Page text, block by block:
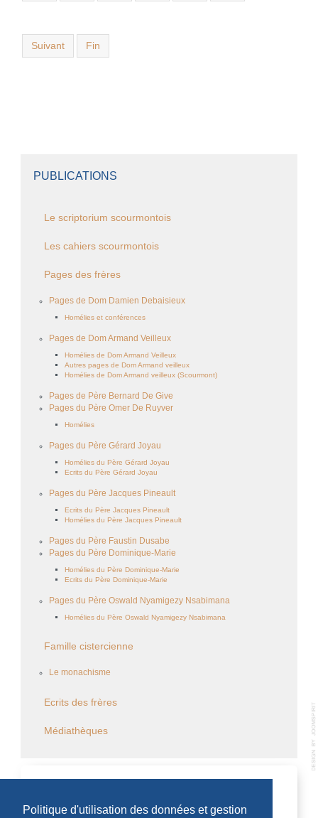
Politique d'utilisation des données et gestion
Suivant Fin
PUBLICATIONS
Le scriptorium scourmontois
Les cahiers scourmontois
Pages des frères
Pages de Dom Damien Debaisieux
Homélies et conférences
Pages de Dom Armand Veilleux
Homélies de Dom Armand Veilleux
Autres pages de Dom Armand veilleux
Homélies de Dom Armand veilleux (Scourmont)
Pages de Père Bernard De Give
Pages du Père Omer De Ruyver
Homélies
Pages du Père Gérard Joyau
Homélies du Père Gérard Joyau
Ecrits du Père Gérard Joyau
Pages du Père Jacques Pineault
Ecrits du Père Jacques Pineault
Homélies du Père Jacques Pineault
Pages du Père Faustin Dusabe
Pages du Père Dominique-Marie
Homélies du Père Dominique-Marie
Ecrits du Père Dominique-Marie
Pages du Père Oswald Nyamigezy Nsabimana
Homélies du Père Oswald Nyamigezy Nsabimana
Famille cistercienne
Le monachisme
Ecrits des frères
Médiathèques
Aucun évènement